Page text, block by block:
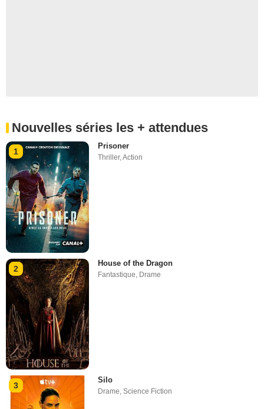
Nouvelles séries les + attendues
1
Prisoner
Thriller,Action
2
House of the Dragon
Fantastique Drame
3
Silo
Drame,Science Fiction